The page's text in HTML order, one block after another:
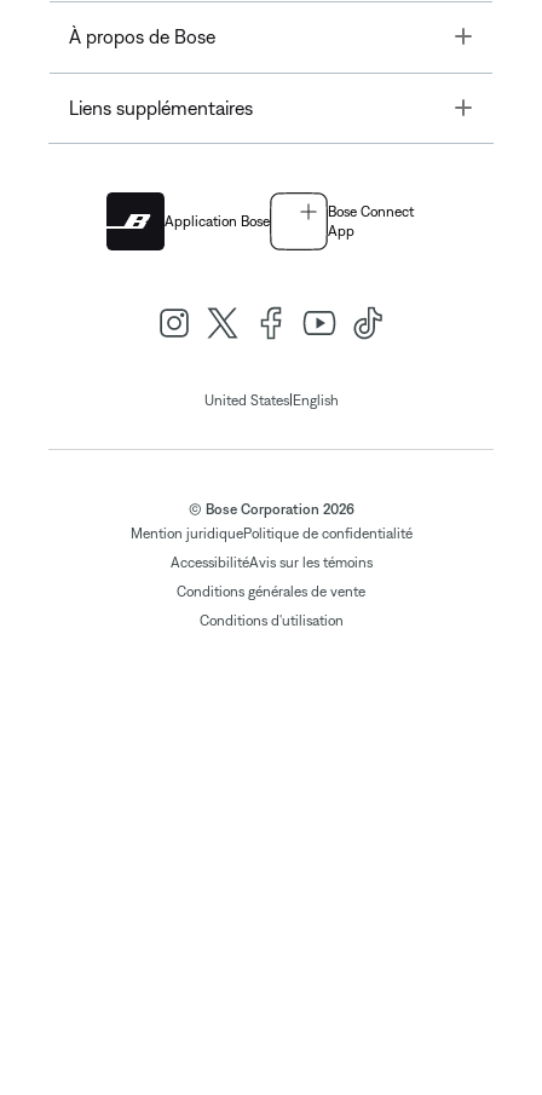
À propos de Bose Toggle
Liens supplémentaires Toggle
Application Bose
Bose Connect
App
United States| English
© Bose Corporation 2026
Mention juridiquePolitique de confidentialité
AccessibilitéAvis sur les témoins
Conditions générales de vente
Conditions d'utilisation